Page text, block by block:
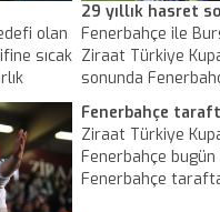
olan
sıcak
29 yıllık hasret
Fenerbahçe ile
Ziraat Türkiye
sonunda
erdi.
Fenerbahçe
Ziraat Türkiye
Fenerbahçe bugün
Fenerbahçe